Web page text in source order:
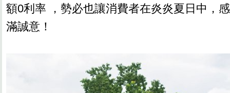
額0利率 ，勢必也讓消費者在炎炎夏日中，
滿誠意！